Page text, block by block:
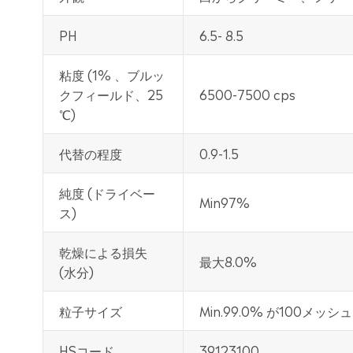
PH 6.5- 8.5
粘度 (1% 、ブルッ
クフィールド、25
℃)
6500-7500 cps
代替の程度 0.9-1.5
純度 (ドライベー
ス)
Min97%
乾燥による損失
(水分)
最大8.0%
粒子サイズ Min.99.0% が100メッシ